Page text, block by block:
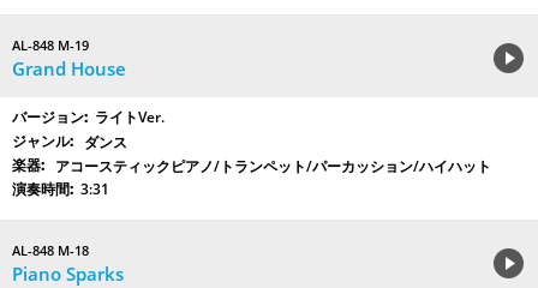
AL-848 M-19
Grand House
ライトVer.
ダンス
アコースティックピアノ/トランペット/パーカッション/ハイハット
3:31
AL-848 M-18
Piano Sparks